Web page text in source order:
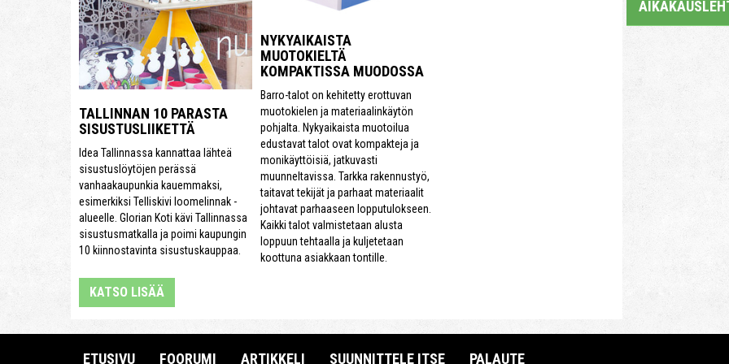
TALLINNAN 10 PARASTA
SISUSTUSLIIKETTÄ
Idea Tallinnassa kannattaa lähteä
sisustuslöytöjen perässä
vanhaakaupunkia kauemmaksi,
esimerkiksi Telliskivi loomelinnak -
alueelle. Glorian Koti kävi Tallinnassa
sisustusmatkalla ja poimi kaupungin
10 kiinnostavinta sisustuskauppaa.
NYKYAIKAISTA
MUOTOKIELTÄ
KOMPAKTISSA MUODOSSA
Barro-talot on kehitetty erottuvan
muotokielen ja materiaalinkäytön
pohjalta. Nykyaikaista muotoilua
edustavat talot ovat kompakteja ja
monikäyttöisiä, jatkuvasti
muunneltavissa. Tarkka rakennustyö,
taitavat tekijät ja parhaat materiaalit
johtavat parhaaseen lopputulokseen.
Kaikki talot valmistetaan alusta
loppuun tehtaalla ja kuljetetaan
koottuna asiakkaan tontille.
KATSO LISÄÄ
ETUSIVU FOORUMI ARTIKKELI SUUNNITTELE ITSE PALAUTE